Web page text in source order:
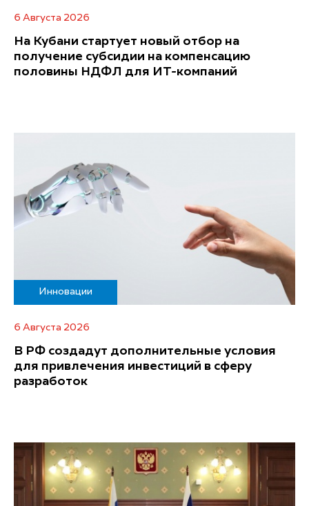
6 Августа 2026
На Кубани стартует новый отбор на
получение субсидии на компенсацию
половины НДФЛ для ИT-компаний
Инновации
6 Августа 2026
В РФ создадут дополнительные условия
для привлечения инвестиций в сферу
разработок